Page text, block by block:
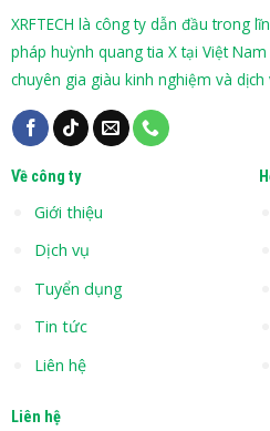
XRFTECH là công ty dẫn đầu trong
pháp huỳnh quang tia X tại Việt
chuyên gia giàu kinh nghiệm và dịch
Về công ty
Giới thiệu
Dịch vụ
Tuyển dụng
Tin tức
Liên hệ
Liên hệ